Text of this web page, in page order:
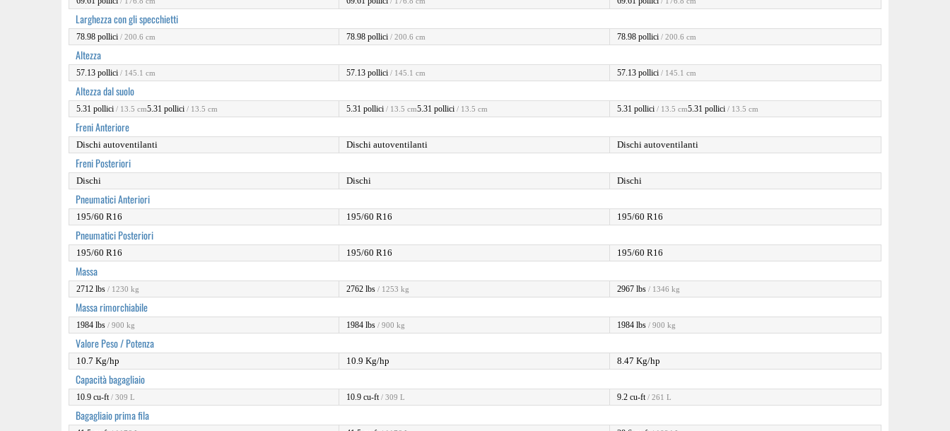
Larghezza con gli specchietti
78.98 pollici / 200.6 cm 78.98 pollici / 200.6 cm 78.98 pollici / 200.6 cm
Altezza
57.13 pollici / 145.1 cm 57.13 pollici / 145.1 cm 57.13 pollici / 145.1 cm
Altezza dal suolo
5.31 pollici / 13.5 cm5.31 pollici / 13.5 cm 5.31 pollici / 13.5 cm5.31 pollici / 13.5 cm 5.31 pollici / 13.5 cm5.31 pollici / 13.5 cm
Freni Anteriore
Dischi autoventilanti Dischi autoventilanti Dischi autoventilanti
Freni Posteriori
Dischi Dischi Dischi
Pneumatici Anteriori
195/60 R16 195/60 R16 195/60 R16
Pneumatici Posteriori
195/60 R16 195/60 R16 195/60 R16
Massa
2712 lbs / 1230 kg 2762 lbs / 1253 kg 2967 lbs / 1346 kg
Massa rimorchiabile
1984 lbs / 900 kg 1984 lbs / 900 kg 1984 lbs / 900 kg
Valore Peso / Potenza
10.7 Kg/hp 10.9 Kg/hp 8.47 Kg/hp
Capacità bagagliaio
10.9 cu-ft / 309 L 10.9 cu-ft / 309 L 9.2 cu-ft / 261 L
Bagagliaio prima fila